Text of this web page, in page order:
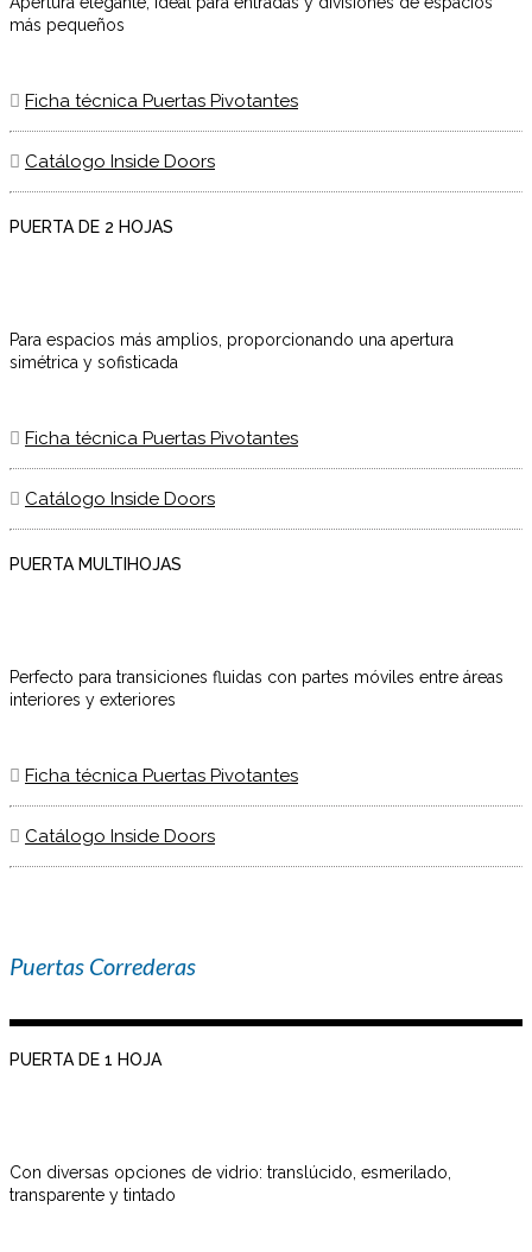
más pequeños
Ficha técnica Puertas Pivotantes
Catálogo Inside Doors
PUERTA DE 2 HOJAS
Para espacios más amplios, proporcionando una apertura
simétrica y sofisticada
Ficha técnica Puertas Pivotantes
Catálogo Inside Doors
PUERTA MULTIHOJAS
Perfecto para transiciones fluidas con partes móviles entre áreas
interiores y exteriores
Ficha técnica Puertas Pivotantes
Catálogo Inside Doors
Puertas Correderas
PUERTA DE 1 HOJA
Con diversas opciones de vidrio: translúcido, esmerilado,
transparente y tintado